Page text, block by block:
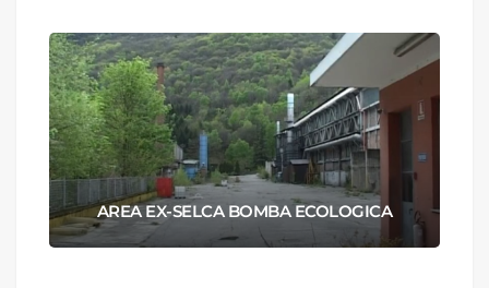
AREA EX-SELCA BOMBA ECOLOGICA